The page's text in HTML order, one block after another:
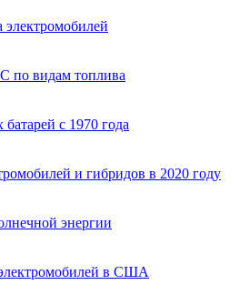
электромобилей
по видам топлива
с 1970 года
и гибридов в 2020 году
энергии
в США